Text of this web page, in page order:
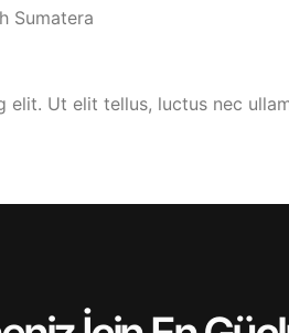
Sumatera
Ut elit tellus, luctus nec